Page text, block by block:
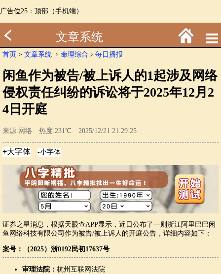
广告位25：顶部（手机端）
文章系统
首页 > 文章系统 ﹥ 命理综合 ﹥ 每日播报
闲鱼作为被告/被上诉人的1起涉及网络
侵权责任纠纷的诉讼将于2025年12月2
4日开庭
来源:网络 热度:231℃ 2025/12/21 21:29:25
证券之星消息，根据天眼查APP显示，近日公布了一则浙江阿里巴巴闲
鱼网络科技有限公司作为被告/被上诉人的开庭公告，详细内容如下：
案号：（2025）浙0192民初17637号
审理法院： 杭州互联网法院